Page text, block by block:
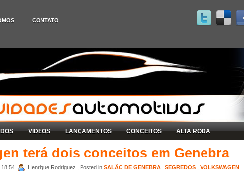
CONTATO
VIDEOS LANÇAMENTOS CONCEITOS ALTA RODA
terá dois conceitos em Genebra
18:54 Henrique Rodriguez , Posted in SALÃO DE GENEBRA SEGREDOS VOLKSWAGEN